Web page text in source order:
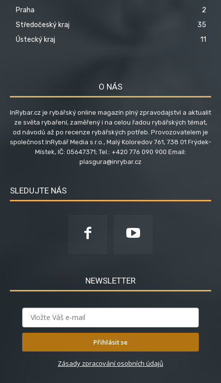
Praha
2
Středočeský kraj
35
Ústecký kraj
11
O NÁS
InRybar.cz je rybářský online magazín plný zpravodajství a aktualit
ze světa rybaření, zaměřený i na celou řadou rybářských témat,
od návodů až po recenze rybářských potřeb. Provozovatelem je
společnost InRybář Media s.r.o., Malý Koloredov 761, 738 01 Frýdek-
Místek, IČ: 05647371; Tel.: +420 776 090 900 Email:
plasgura@inrybar.cz
SLEDUJTE NÁS
NEWSLETTER
Přihlásit se
Zásady zpracování osobních údajů